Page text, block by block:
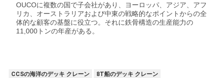
OUCOに複数の国で子会社があり、ヨーロッパ、アジア、アフ
リカ、オーストラリアおよび中東の戦略的なポイントからの全
体的な顧客の基盤に役立つ。それに鉄骨構造の生産能力の
11,000トンの年産がある。
CCSの海洋のデッキ クレーン
8T船のデッキ クレーン